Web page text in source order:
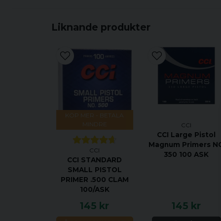
Liknande produkter
KÖP MER - BETALA
MINDRE
CCI
CCI STANDARD
SMALL PISTOL
PRIMER .500 CLAM
100/ASK
145 kr
CCI
CCI Large Pistol
Magnum Primers
350 100 ASK
145 kr